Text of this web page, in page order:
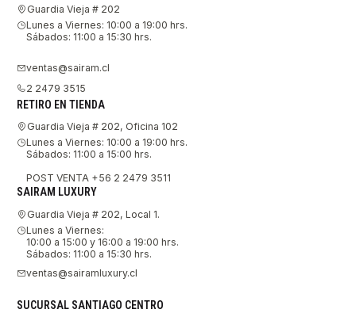
Guardia Vieja # 202
Lunes a Viernes: 10:00 a 19:00 hrs.
Sábados: 11:00 a 15:30 hrs.
ventas@sairam.cl
2 2479 3515
RETIRO EN TIENDA
Guardia Vieja # 202, Oficina 102
Lunes a Viernes: 10:00 a 19:00 hrs.
Sábados: 11:00 a 15:00 hrs.
POST VENTA +56 2 2479 3511
SAIRAM LUXURY
Guardia Vieja # 202, Local 1.
Lunes a Viernes:
10:00 a 15:00 y 16:00 a 19:00 hrs.
Sábados: 11:00 a 15:30 hrs.
ventas@sairamluxury.cl
SUCURSAL SANTIAGO CENTRO